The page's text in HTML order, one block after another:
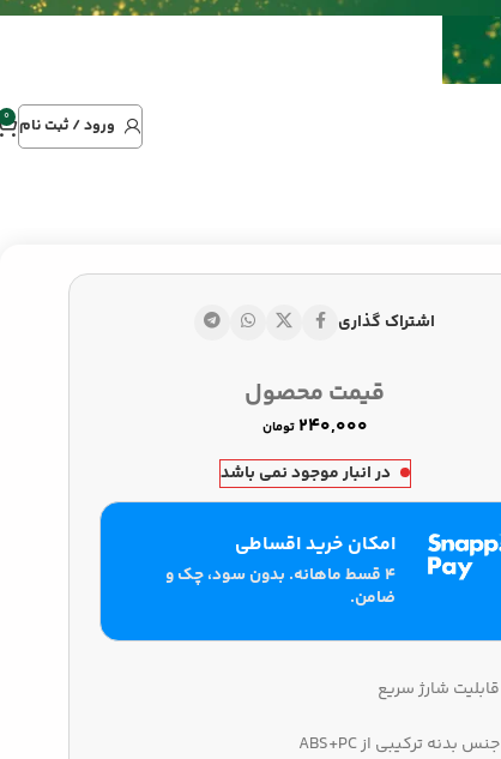
ورود / ثبت نام 0
اشتراک گذاری
قیمت محصول
تومان
در انبار موجود نمی باشد
امکان خرید اقساطی
۴ قسط ماهانه. بدون سود، چک و
ضامن.
قابلیت شارژ سریع
جنس بدنه ترکیبی از ABS+PC